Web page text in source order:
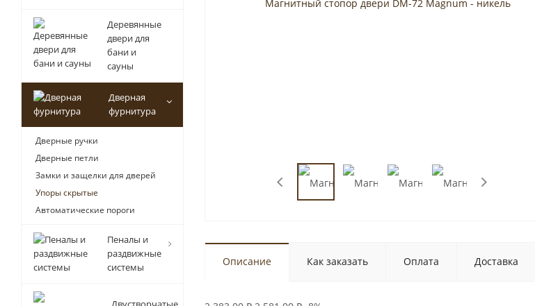
Описание Как заказать Оплата Доставка
Деревянные
двери для
бани и
сауны
Дверная
фурнитура
Дверные ручки
Дверные петли
Замки и защелки для дверей
Упоры скрытые
Автоматические пороги
Пеналы и
раздвижные
системы